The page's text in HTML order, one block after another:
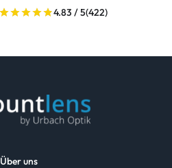
4.83 / 5(422)
Über uns